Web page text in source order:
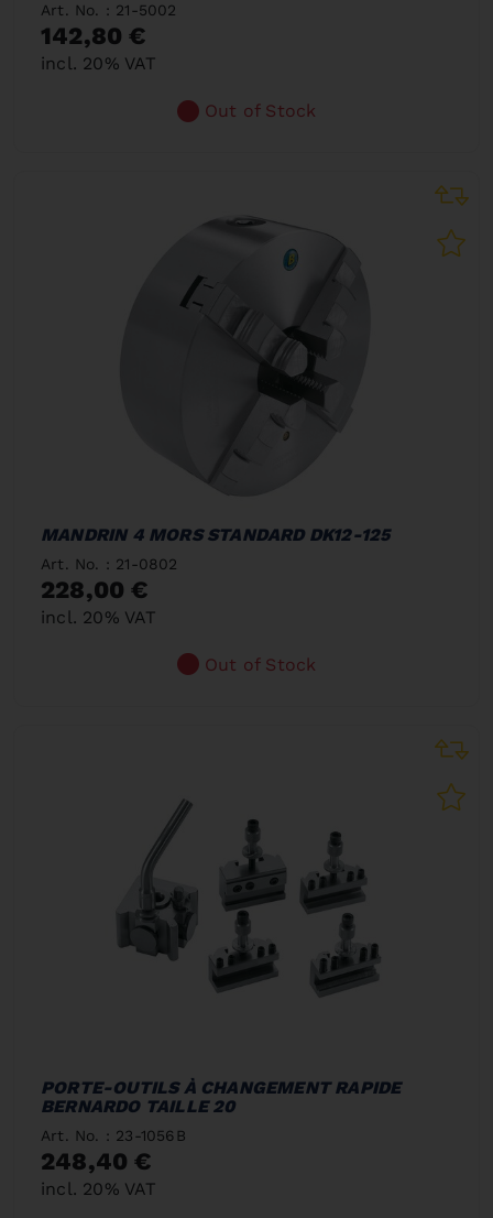
Art. No. : 21-5002
142,80 €
incl. 20% VAT
Out of Stock
MANDRIN 4 MORS STANDARD DK12-125
Art. No. : 21-0802
228,00 €
incl. 20% VAT
Out of Stock
PORTE-OUTILS À CHANGEMENT RAPIDE
BERNARDO TAILLE 20
Art. No. : 23-1056B
248,40 €
incl. 20% VAT